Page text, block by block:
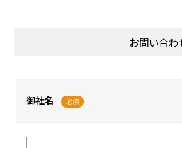
お問い合わ
御社名 必須